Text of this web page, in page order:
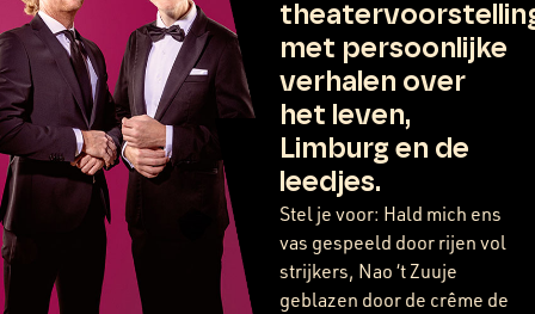
met persoonlijke
verhalen over
het leven,
Limburg en de
leedjes.
Stel je voor: Hald mich ens
vas gespeeld door rijen vol
strijkers, Nao ‘t Zuuje
geblazen door de crême de